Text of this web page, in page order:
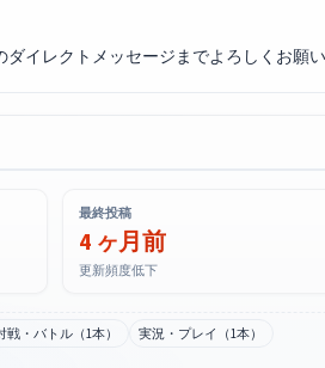
イレクトメッセージまでよろしくお願い
最終投稿
4 ヶ月前
更新頻度低下
戦・バトル（1本） 実況・プレイ（1本）